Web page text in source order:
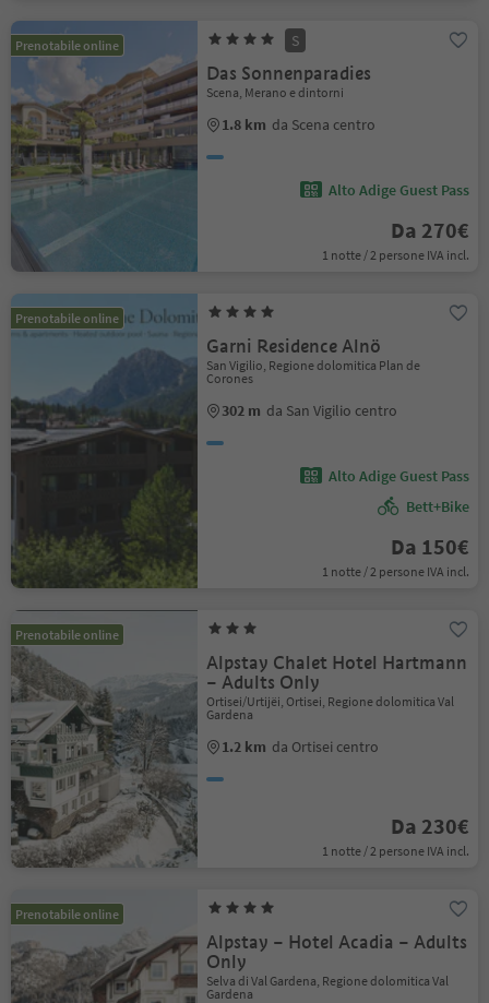
Prenotabile online S
Das Sonnenparadies
Scena, Merano e dintorni
1.8 km da Scena centro
Alto Adige Guest Pass
Da 270€
1 notte / 2 persone IVA incl.
Prenotabile online
Garni Residence Alnö
San Vigilio, Regione dolomitica Plan de
Corones
302 m da San Vigilio centro
Alto Adige Guest Pass
Bett+Bike
Da 150€
1 notte / 2 persone IVA incl.
Prenotabile online
Alpstay Chalet Hotel Hartmann
– Adults Only
Ortisei/Urtijëi, Ortisei, Regione dolomitica Val
Gardena
1.2 km da Ortisei centro
Da 230€
1 notte / 2 persone IVA incl.
Prenotabile online
Alpstay – Hotel Acadia – Adults
Only
Selva di Val Gardena, Regione dolomitica Val
Gardena